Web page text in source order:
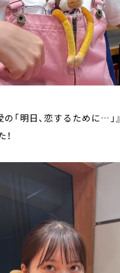
「明日、恋するために…」』